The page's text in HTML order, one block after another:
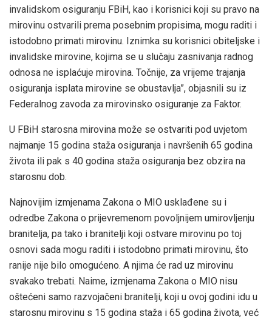
invalidskom osiguranju FBiH, kao i korisnici koji su pravo na
mirovinu ostvarili prema posebnim propisima, mogu raditi i
istodobno primati mirovinu. Iznimka su korisnici obiteljske i
invalidske mirovine, kojima se u slučaju zasnivanja radnog
odnosa ne isplaćuje mirovina. Točnije, za vrijeme trajanja
osiguranja isplata mirovine se obustavlja”, objasnili su iz
Federalnog zavoda za mirovinsko osiguranje za Faktor.
U FBiH starosna mirovina može se ostvariti pod uvjetom
najmanje 15 godina staža osiguranja i navršenih 65 godina
života ili pak s 40 godina staža osiguranja bez obzira na
starosnu dob.
Najnovijim izmjenama Zakona o MIO usklađene su i
odredbe Zakona o prijevremenom povoljnijem umirovljenju
branitelja, pa tako i branitelji koji ostvare mirovinu po toj
osnovi sada mogu raditi i istodobno primati mirovinu, što
ranije nije bilo omogućeno. A njima će rad uz mirovinu
svakako trebati. Naime, izmjenama Zakona o MIO nisu
oštećeni samo razvojačeni branitelji, koji u ovoj godini idu u
starosnu mirovinu s 15 godina staža i 65 godina života, već